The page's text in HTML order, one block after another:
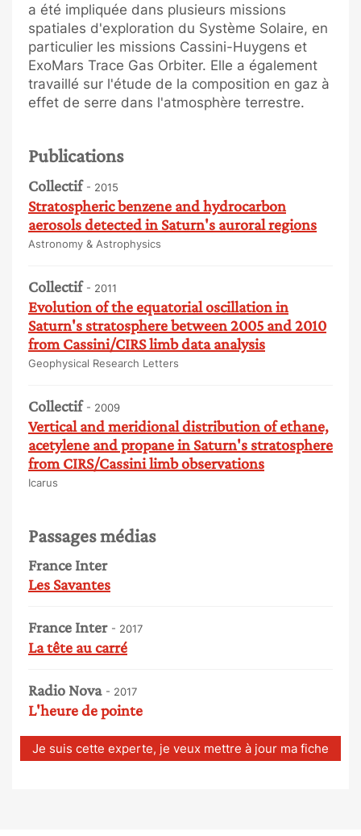
a été impliquée dans plusieurs missions
spatiales d'exploration du Système Solaire, en
particulier les missions Cassini-Huygens et
ExoMars Trace Gas Orbiter. Elle a également
travaillé sur l'étude de la composition en gaz à
effet de serre dans l'atmosphère terrestre.
Publications
Collectif - 2015
Stratospheric benzene and hydrocarbon
aerosols detected in Saturn's auroral regions
Astronomy & Astrophysics
Collectif - 2011
Evolution of the equatorial oscillation in
Saturn's stratosphere between 2005 and 2010
from Cassini/CIRS limb data analysis
Geophysical Research Letters
Collectif - 2009
Vertical and meridional distribution of ethane,
acetylene and propane in Saturn's stratosphere
from CIRS/Cassini limb observations
Icarus
Passages médias
France Inter
Les Savantes
France Inter - 2017
La tête au carré
Radio Nova - 2017
L'heure de pointe
Je suis cette experte, je veux mettre à jour ma fiche